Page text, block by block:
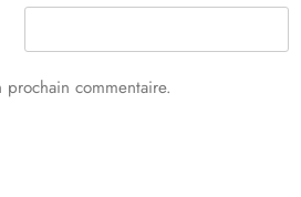
commentaire.